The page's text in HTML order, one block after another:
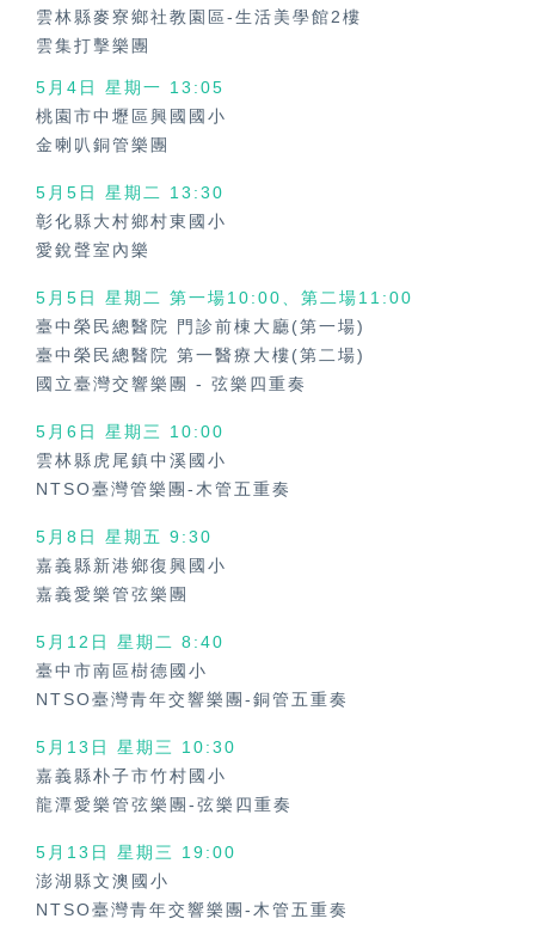
雲林縣麥寮鄉社教園區-生活美學館2樓
雲集打擊樂團
5月4日 星期一 13:05
桃園市中壢區興國國小
金喇叭銅管樂團
5月5日 星期二 13:30
彰化縣大村鄉村東國小
愛銳聲室內樂
5月5日 星期二 第一場10:00、第二場11:00
臺中榮民總醫院 門診前棟大廳(第一場)
臺中榮民總醫院 第一醫療大樓(第二場)
國立臺灣交響樂團 - 弦樂四重奏
5月6日 星期三 10:00
雲林縣虎尾鎮中溪國小
NTSO臺灣管樂團-木管五重奏
5月8日 星期五 9:30
嘉義縣新港鄉復興國小
嘉義愛樂管弦樂團
5月12日 星期二 8:40
臺中市南區樹德國小
NTSO臺灣青年交響樂團-銅管五重奏
5月13日 星期三 10:30
嘉義縣朴子市竹村國小
龍潭愛樂管弦樂團-弦樂四重奏
5月13日 星期三 19:00
澎湖縣文澳國小
NTSO臺灣青年交響樂團-木管五重奏